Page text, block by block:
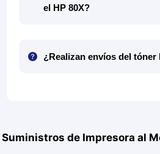
el HP 80X?
¿Realizan envíos del tóner
Suministros de Impresora al